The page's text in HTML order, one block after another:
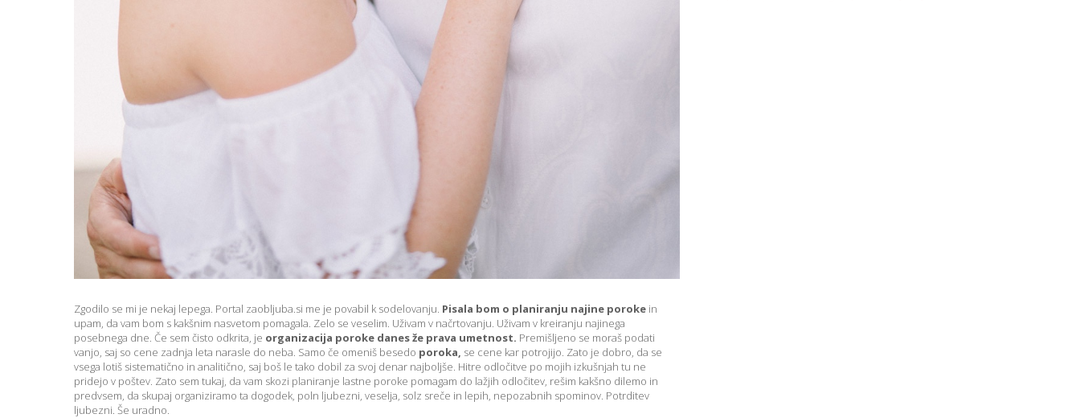
Zgodilo se mi je nekaj lepega. Portal zaobljuba.si me je povabil k sodelovanju. Pisala bom o planiranju najine poroke in
upam, da vam bom s kakšnim nasvetom pomagala. Zelo se veselim. Uživam v načrtovanju. Uživam v kreiranju najinega
posebnega dne. Če sem čisto odkrita, je organizacija poroke danes že prava umetnost. Premišljeno se moraš podati
vanjo, saj so cene zadnja leta narasle do neba. Samo če omeniš besedo poroka, se cene kar potrojijo. Zato je dobro, da se
vsega lotiš sistematično in analitično, saj boš le tako dobil za svoj denar najboljše. Hitre odločitve po mojih izkušnjah tu ne
pridejo v poštev. Zato sem tukaj, da vam skozi planiranje lastne poroke pomagam do lažjih odločitev, rešim kakšno dilemo in
predvsem, da skupaj organiziramo ta dogodek, poln ljubezni, veselja, solz sreče in lepih, nepozabnih spominov. Potrditev
ljubezni. Še uradno.